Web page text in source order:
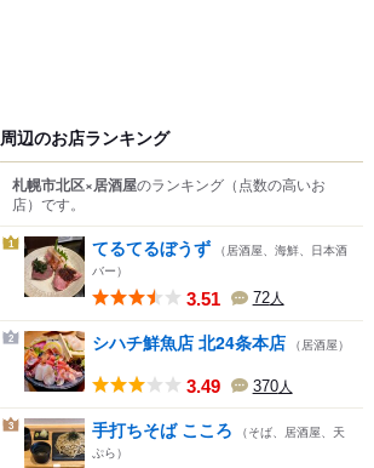
周辺のお店ランキング
札幌市北区×居酒屋のランキング （点数の高いお
店） です。
1 てるてるぼうず （居酒屋、海鮮、日本酒
バー）
3.51 72人
2 シハチ鮮魚店 北24条本店 （居酒屋）
3.49 370人
3 手打ちそば こころ
（そば、居酒屋、天
ぷら）